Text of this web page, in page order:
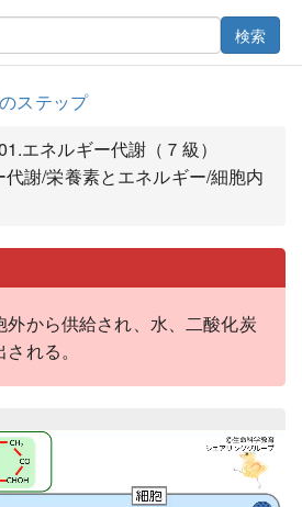
検索
ステップ
エネルギー代謝（７級）
謝/栄養素とエネルギー/細胞内
から供給され、水、二酸化炭
れる。